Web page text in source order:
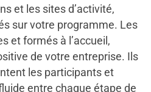
et les sites d’activité,
sur votre programme. Les
et formés à l’accueil,
de votre entreprise. Ils
les participants et
entre chaque étape de